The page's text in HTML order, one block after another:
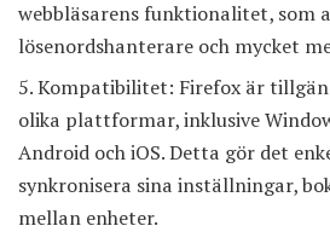
webbläsarens funktionalitet, som
lösenordshanterare och mycket
Kompatibilitet: Firefox är
olika plattformar, inklusive
Android och iOS. Detta gör det
synkronisera sina inställningar,
mellan enheter.